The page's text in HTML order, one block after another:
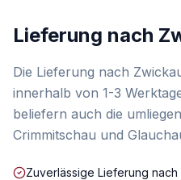
Lieferung nach
Die Lieferung nach
innerhalb von 1-3
beliefern auch die
Crimmitschau und
Zuverlässige Lieferung